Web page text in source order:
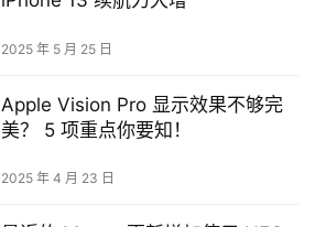
2025 年 5 月 25 日
Apple Vision Pro 显示效果不够完
美？ 5 项重点你要知！
2025 年 4 月 23 日